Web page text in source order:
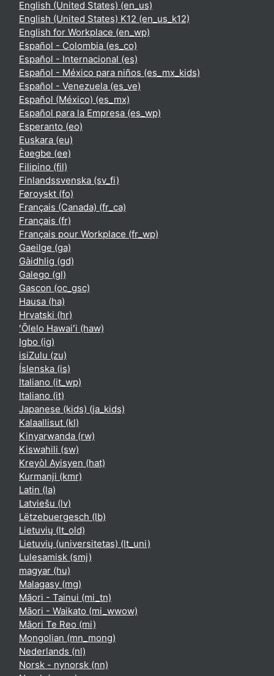
English (United States) ‎(en_us)‎
English (United States) K12 ‎(en_us_k12)‎
English for Workplace ‎(en_wp)‎
Español - Colombia ‎(es_co)‎
Español - Internacional ‎(es)‎
Español - México para niños ‎(es_mx_kids)‎
Español - Venezuela ‎(es_ve)‎
Español (México) ‎(es_mx)‎
Español para la Empresa ‎(es_wp)‎
Esperanto ‎(eo)‎
Euskara ‎(eu)‎
Èʋegbe ‎(ee)‎
Filipino ‎(fil)‎
Finlandssvenska ‎(sv_fi)‎
Føroyskt ‎(fo)‎
Français (Canada) ‎(fr_ca)‎
Français ‎(fr)‎
Français pour Workplace ‎(fr_wp)‎
Gaeilge ‎(ga)‎
Gàidhlig ‎(gd)‎
Galego ‎(gl)‎
Gascon ‎(oc_gsc)‎
Hausa ‎(ha)‎
Hrvatski ‎(hr)‎
ʻŌlelo Hawaiʻi ‎(haw)‎
Igbo ‎(ig)‎
isiZulu ‎(zu)‎
Íslenska ‎(is)‎
Italiano ‎(it_wp)‎
Italiano ‎(it)‎
Japanese (kids) ‎(ja_kids)‎
Kalaallisut ‎(kl)‎
Kinyarwanda ‎(rw)‎
Kiswahili ‎(sw)‎
Kreyòl Ayisyen ‎(hat)‎
Kurmanji ‎(kmr)‎
Latin ‎(la)‎
Latviešu ‎(lv)‎
Lëtzebuergesch ‎(lb)‎
Lietuvių ‎(lt_old)‎
Lietuvių (universitetas) ‎(lt_uni)‎
Lulesamisk ‎(smj)‎
magyar ‎(hu)‎
Malagasy ‎(mg)‎
Māori - Tainui ‎(mi_tn)‎
Māori - Waikato ‎(mi_wwow)‎
Māori Te Reo ‎(mi)‎
Mongolian ‎(mn_mong)‎
Nederlands ‎(nl)‎
Norsk - nynorsk ‎(nn)‎